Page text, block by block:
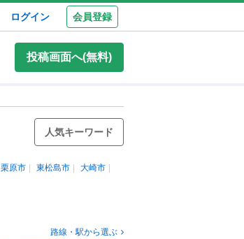
ログイン 会員登録
投稿画面へ(無料)
人気キーワード
栗原市 東松島市
大崎市
路線・駅から選ぶ